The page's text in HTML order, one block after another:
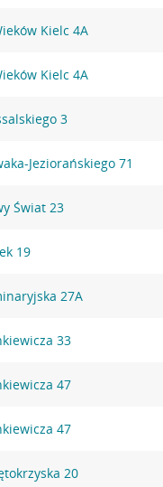
Kielc 4A
Kielc 4A
3
Jeziorańskiego 71
Świat 23
19
27A
33
47
47
20